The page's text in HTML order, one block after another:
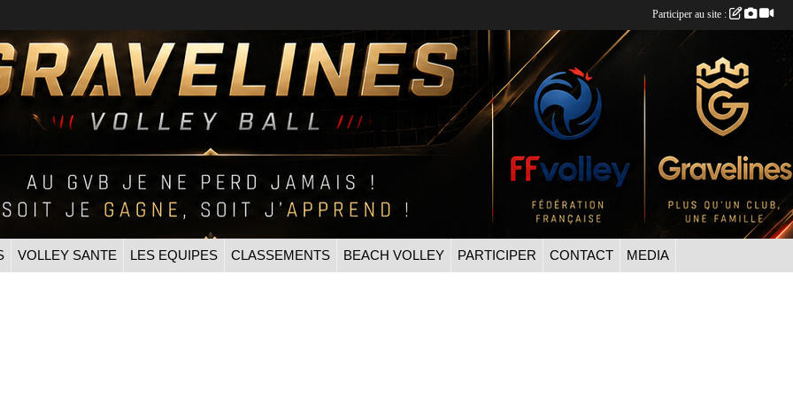
VOLLEY SANTE LES EQUIPES CLASSEMENTS BEACH VOLLEY PARTICIPER CONTACT MEDIA
Participer au site :